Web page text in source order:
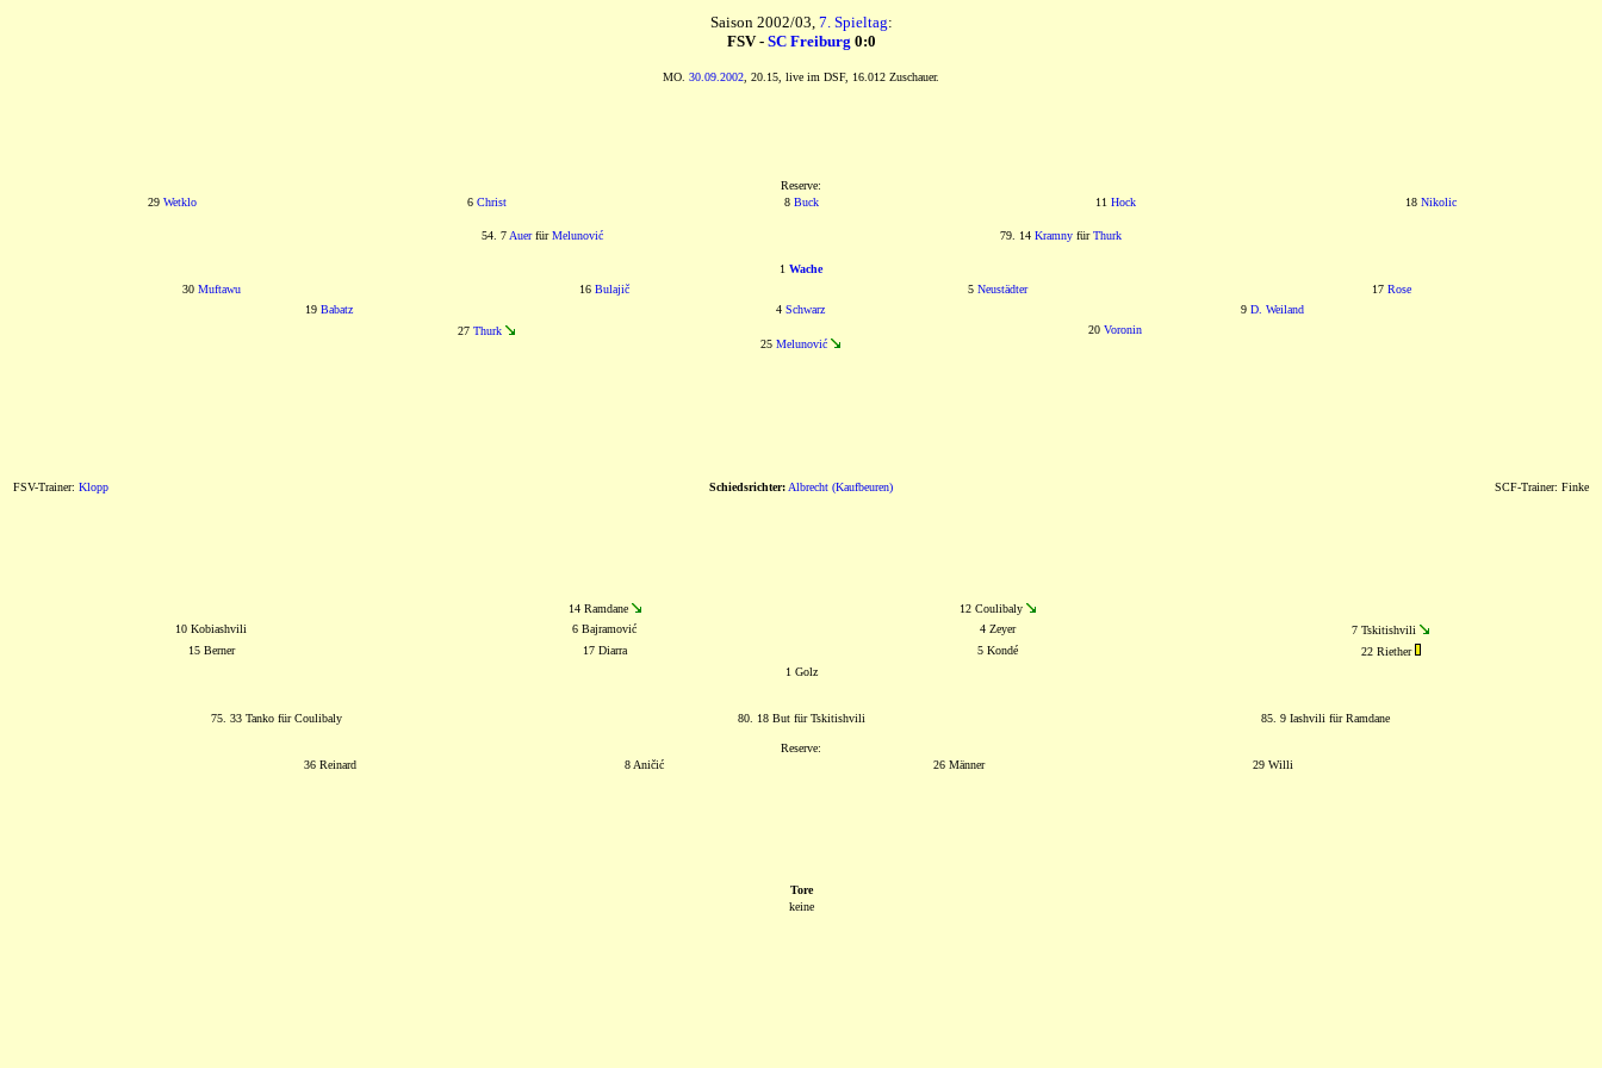
Saison 2002/03, 7. Spieltag:
FSV - SC Freiburg 0:0
MO. 30.09.2002 , 20.15, live im DSF, 16.012 Zuschauer.
Reserve:
29 Wetklo 6 Christ 8 Buck 11 Hock 18 Nikolic
54. 7 AuerfürMelunović 79. 14 KramnyfürThurk
1 Wache
30 Muftawu 16 Bulajič 5 Neustädter 17 Rose
19 Babatz 4 Schwarz 9 D. Weiland
27 Thurk
25 Melunović
20 Voronin
FSV-Trainer: Klopp Schiedsrichter: Albrecht (Kaufbeuren) SCF-Trainer: Finke
14 Ramdane
12 Coulibaly
10 Kobiashvili
6 Bajramović 4 Zeyer
7 Tskitishvili
15 Berner
17 Diarra 5 Kondé
22 Riether
1 Golz
75. 33 Tanko für Coulibaly 80. 18 But für Tskitishvili 85. 9 Iashvili für Ramdane
Reserve:
36 Reinard
8 Aničić 26 Männer 29 Willi
Tore
keine